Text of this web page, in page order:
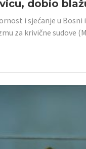
dobio
i sjećanje u
za krivične sudove